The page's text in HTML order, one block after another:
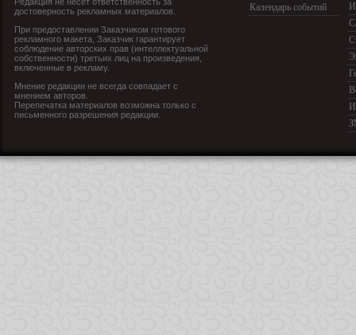
достоверность рекламных материалов.
При предоставлении Заказчиком готового
рекламного макета, Заказчик гарантирует
соблюдение авторских прав (интеллектуальной
собственности) третьих лиц на произведения,
включенные в рекламу.
Мнение редакции не всегда совпадает с
мнением авторов.
Перепечатка материалов возможна только с
письменного разрешения редакции.
Календарь событий